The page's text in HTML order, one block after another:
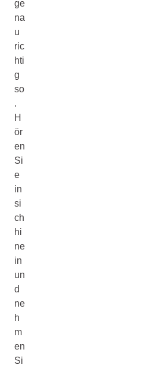
ge
na
u
ric
hti
g
so
.
H
ör
en
Si
e
in
si
ch
hi
ne
in
un
d
ne
h
m
en
Si